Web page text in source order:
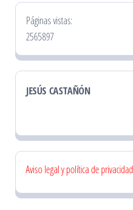
Páginas vistas:
2565897
JESÚS CASTAÑÓN
Aviso legal y política de privacidad